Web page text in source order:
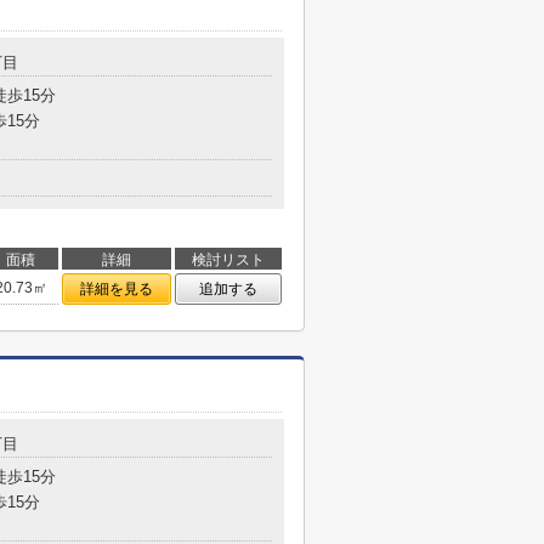
歩15分
15分
面積 詳細
検討リスト
㎡
詳細を見る 追加する
歩15分
15分